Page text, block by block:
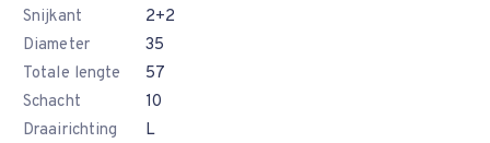
Snijkant
2+2
Diameter
35
Totale lengte
57
Schacht
10
Draairichting
L